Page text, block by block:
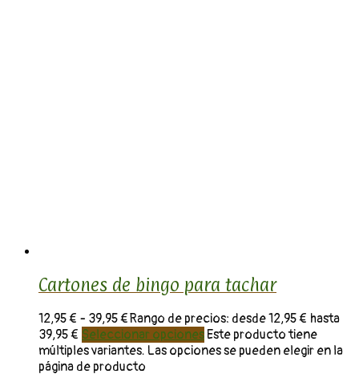
Cartones de bingo para tachar
12,95€ - 39,95€Rango de precios: desde 12,95 € hasta
39,95 € Seleccionar opciones Este producto tiene
múltiples variantes. Las opciones se pueden elegir en la
página de producto